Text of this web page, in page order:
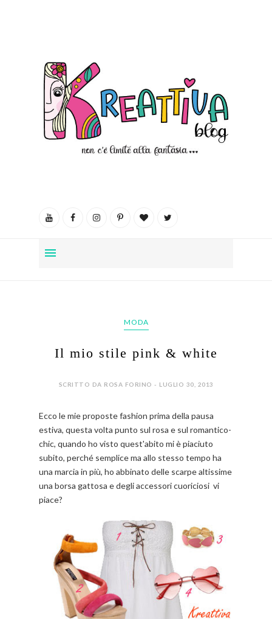
MODA
Il mio stile pink & white
SCRITTO DA ROSA FORINO - LUGLIO 30, 2013
Ecco le mie proposte fashion prima della pausa
estiva, questa volta punto sul rosa e sul romantico-
chic, quando ho visto quest'abito mi è piaciuto
subito, perché semplice ma allo stesso tempo ha
una marcia in più, ho abbinato delle scarpe altissime
una borsa gattosa e degli accessori cuoriciosi vi
piace?